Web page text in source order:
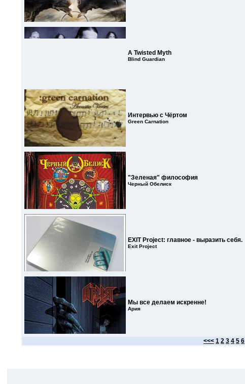
A Twisted Myth
Blind Guardian
Интервью с Чёртом
Green Carnation
"Зеленая" философия
Черный Обелиск
EXIT Project: главное - выразить себя.
Exit Project
Мы все делаем искренне!
Ария
<<< 1 2 3 4 5 6